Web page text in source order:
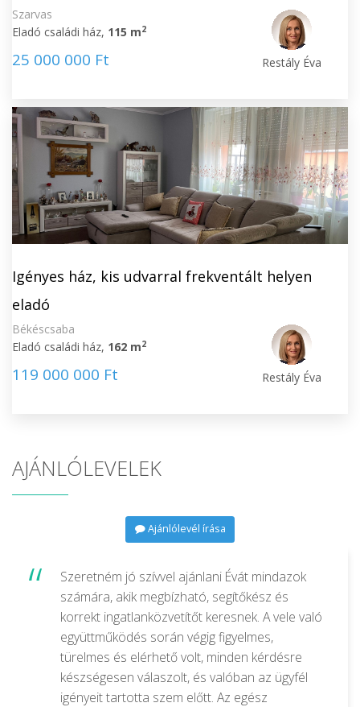
Szarvas
Eladó családi ház, 115 m2
25 000 000 Ft Restály Éva
Igényes ház, kis udvarral frekventált helyen
eladó
Békéscsaba
Eladó családi ház, 162 m2
119 000 000 Ft Restály Éva
AJÁNLÓLEVELEK
Ajánlólevél írása
Szeretném jó szívvel ajánlani Évát mindazok
számára, akik megbízható, segítőkész és
korrekt ingatlanközvetítőt keresnek. A vele való
együttműködés során végig figyelmes,
türelmes és elérhető volt, minden kérdésre
készségesen válaszolt, és valóban az ügyfél
igényeit tartotta szem előtt. Az egész